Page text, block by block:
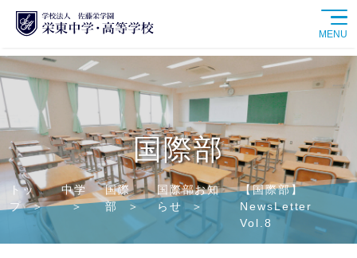
MENU
学校紹介
中学校
高等学校
学校生活
国際部
トッ
プ
中学
国際
部
国際部お知
らせ
【国際部】
NewsLetter
Vol.8